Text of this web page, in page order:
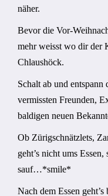
näher.
Bevor die Vor-
mehr weisst wo dir der
Chlaushöck.
Schalt ab und
vermissten Freunden,
baldigen neuen
Ob Zürigschnätzlets,
geht’s nicht ums
sauf…*smile*
Nach dem Essen